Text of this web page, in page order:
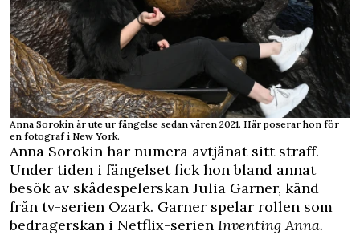
Anna Sorokin är ute ur fängelse sedan våren 2021. Här poserar hon för
en fotograf i New York.
Anna Sorokin har numera avtjänat sitt straff.
Under tiden i fängelset fick hon bland annat
besök av skådespelerskan Julia Garner, känd
från tv-serien Ozark. Garner spelar rollen som
bedragerskan i Netflix-serien Inventing Anna.